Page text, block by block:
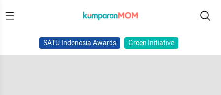
SATU Indonesia Awards Green Initiative